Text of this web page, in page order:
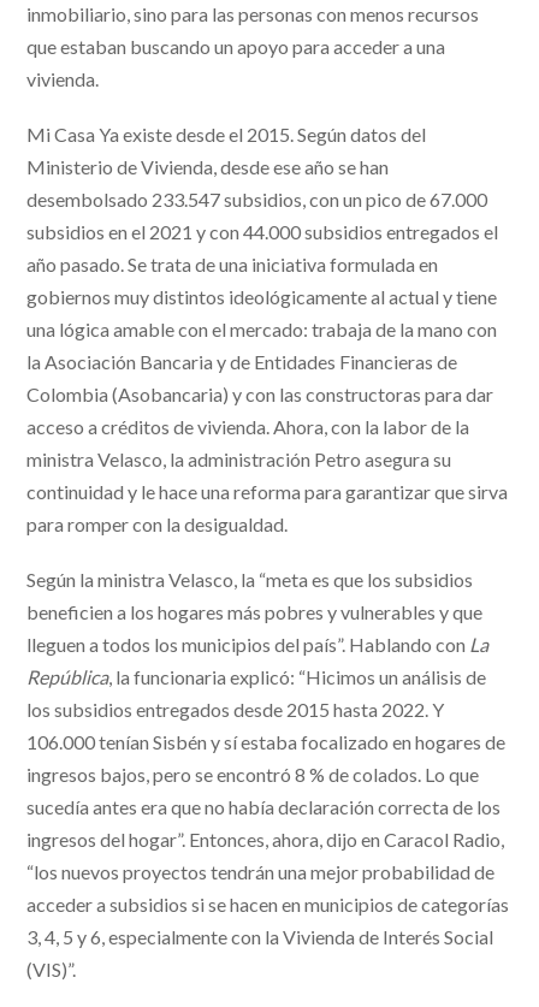
inmobiliario, sino para las personas con menos recursos
que estaban buscando un apoyo para acceder a una
vivienda.
Mi Casa Ya existe desde el 2015. Según datos del
Ministerio de Vivienda, desde ese año se han
desembolsado 233.547 subsidios, con un pico de 67.000
subsidios en el 2021 y con 44.000 subsidios entregados el
año pasado. Se trata de una iniciativa formulada en
gobiernos muy distintos ideológicamente al actual y tiene
una lógica amable con el mercado: trabaja de la mano con
la Asociación Bancaria y de Entidades Financieras de
Colombia (Asobancaria) y con las constructoras para dar
acceso a créditos de vivienda. Ahora, con la labor de la
ministra Velasco, la administración Petro asegura su
continuidad y le hace una reforma para garantizar que sirva
para romper con la desigualdad.
Según la ministra Velasco, la “meta es que los subsidios
beneficien a los hogares más pobres y vulnerables y que
lleguen a todos los municipios del país”. Hablando con La
República, la funcionaria explicó: “Hicimos un análisis de
los subsidios entregados desde 2015 hasta 2022. Y
106.000 tenían Sisbén y sí estaba focalizado en hogares de
ingresos bajos, pero se encontró 8 % de colados. Lo que
sucedía antes era que no había declaración correcta de los
ingresos del hogar”. Entonces, ahora, dijo en Caracol Radio,
“los nuevos proyectos tendrán una mejor probabilidad de
acceder a subsidios si se hacen en municipios de categorías
3, 4, 5 y 6, especialmente con la Vivienda de Interés Social
(VIS)”.